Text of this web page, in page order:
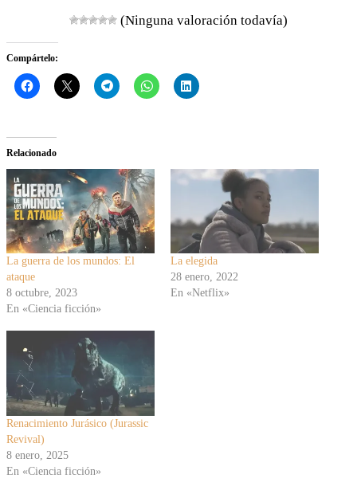
(Ninguna valoración todavía)
Compártelo:
Relacionado
La guerra de los mundos: El
ataque
8 octubre, 2023
En «Ciencia ficción»
La elegida
28 enero, 2022
En «Netflix»
Renacimiento Jurásico (Jurassic
Revival)
8 enero, 2025
En «Ciencia ficción»